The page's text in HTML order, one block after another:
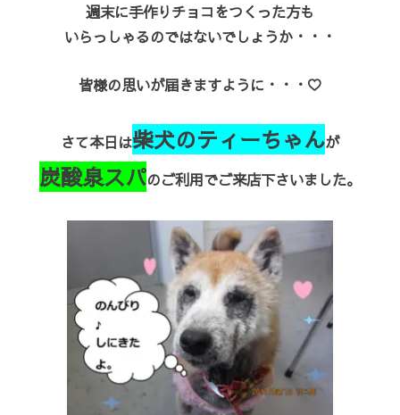
週末に手作りチョコをつくった方も
いらっしゃるのではないでしょうか・・・
皆様の思いが届きますように・・・♡
さて本日は柴犬のティーちゃんが
炭酸泉スパのご利用でご来店下さいました。